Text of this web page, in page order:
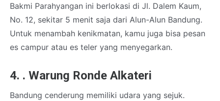
Bakmi Parahyangan ini berlokasi di Jl. Dalem Kaum,
No. 12, sekitar 5 menit saja dari Alun-Alun Bandung.
Untuk menambah kenikmatan, kamu juga bisa pesan
es campur atau es teler yang menyegarkan.
4. . Warung Ronde Alkateri
Bandung cenderung memiliki udara yang sejuk.